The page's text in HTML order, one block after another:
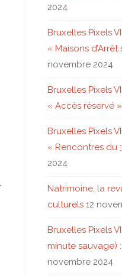
2024
Bruxelles Pixels
« Maisons
novembre 2024
Bruxelles Pixels
« Accès réservé »
Bruxelles Pixels
« Rencontres du
2024
Natrimoine, la
culturels 12
Bruxelles Pixels
minute sauvage)
novembre 2024